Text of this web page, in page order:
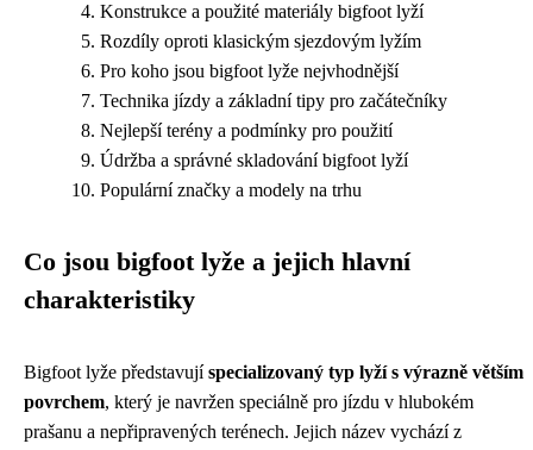
Konstrukce a použité materiály bigfoot lyží
Rozdíly oproti klasickým sjezdovým lyžím
Pro koho jsou bigfoot lyže nejvhodnější
Technika jízdy a základní tipy pro začátečníky
Nejlepší terény a podmínky pro použití
Údržba a správné skladování bigfoot lyží
Populární značky a modely na trhu
Co jsou bigfoot lyže a jejich hlavní
charakteristiky
Bigfoot lyže představujíspecializovaný typ lyží s výrazně větším
povrchem, který je navržen speciálně pro jízdu v hlubokém
prašanu a nepřipravených terénech. Jejich název vychází z